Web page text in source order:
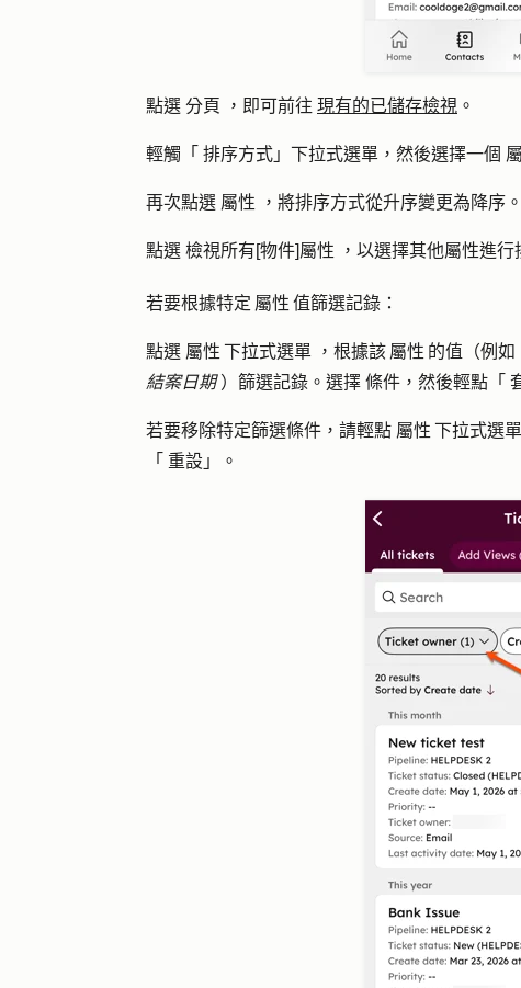
點選 分頁 ，即可前往 現有的已儲存檢視 。
輕觸「 排序方式 」下拉式選單，然後選擇一個
再次點選 屬性 ，將排序方式從升序變更為降序。
點選 檢視所有[物件]屬性 ，以選擇其他屬性進行
若要根據特定 屬性 值篩選記錄：
點選 屬性 下拉式選單 ，根據該 屬性 的值（例
結案日期）篩選記錄。選擇 條件 ，然後輕點「
若要移除特定篩選條件，請輕點 屬性 下拉式選單
「 重設 」。